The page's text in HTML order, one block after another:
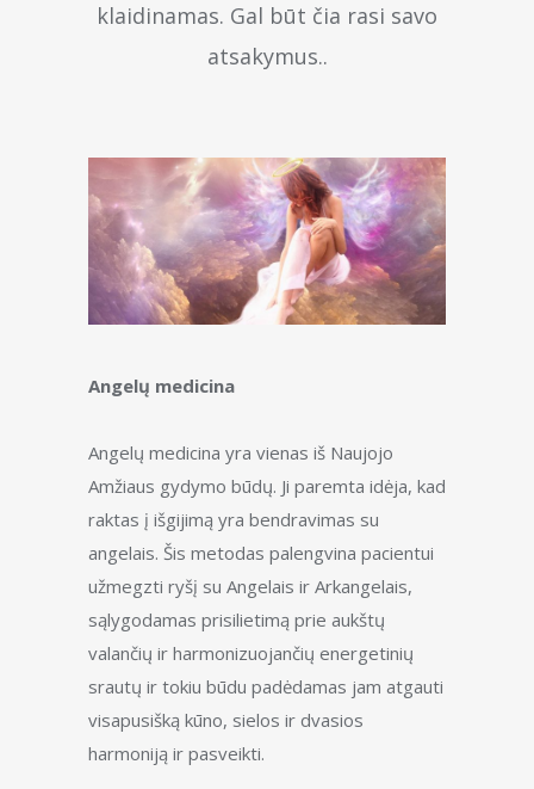
klaidinamas. Gal būt čia rasi savo
atsakymus..
Angelų medicina
Angelų medicina yra vienas iš Naujojo
Amžiaus gydymo būdų. Ji paremta idėja, kad
raktas į išgijimą yra bendravimas su
angelais. Šis metodas palengvina pacientui
užmegzti ryšį su Angelais ir Arkangelais,
sąlygodamas prisilietimą prie aukštų
valančių ir harmonizuojančių energetinių
srautų ir tokiu būdu padėdamas jam atgauti
visapusišką kūno, sielos ir dvasios
harmoniją ir pasveikti.